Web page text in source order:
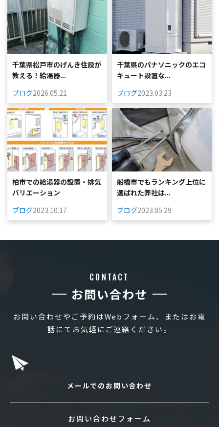
千葉県松戸市のげんき住設が
教える！給湯器...
ブログ2026.05.21
千葉県のパナソニックのエコ
キュート設置な...
ブログ2023.03.23
柏市での給湯器の設置・排気
バリエーション
ブログ2023.10.17
船橋市でもランキング上位に
選ばれた弊社は...
ブログ2023.05.29
CONTACT
お問い合わせ
お問い合わせやご予約はWebフォーム、またはお電
話にてお気軽にご連絡ください。
メールでのお問い合わせ
お問い合わせフォーム